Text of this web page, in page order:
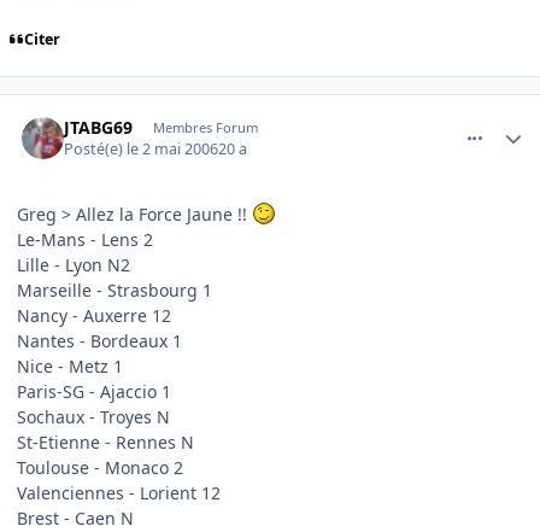
Citer
JTABG69 Membres Forum
Posté(e) le 2 mai 200620 a
Greg > Allez la Force Jaune !!
Le-Mans - Lens 2
Lille - Lyon N2
Marseille - Strasbourg 1
Nancy - Auxerre 12
Nantes - Bordeaux 1
Nice - Metz 1
Paris-SG - Ajaccio 1
Sochaux - Troyes N
St-Etienne - Rennes N
Toulouse - Monaco 2
Valenciennes - Lorient 12
Brest - Caen N